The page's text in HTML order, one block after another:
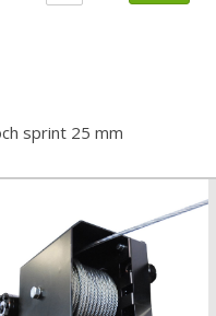
sprint 25 mm